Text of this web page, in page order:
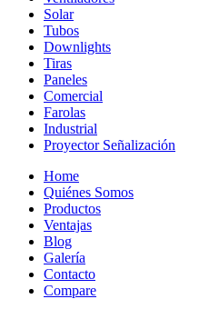
Solar
Tubos
Downlights
Tiras
Paneles
Comercial
Farolas
Industrial
Proyector Señalización
Home
Quiénes Somos
Productos
Ventajas
Blog
Galería
Contacto
Compare